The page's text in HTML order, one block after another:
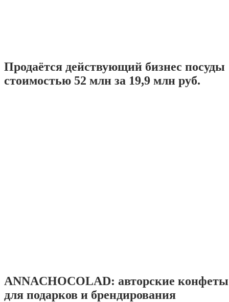
Продаётся действующий бизнес посуды
стоимостью 52 млн за 19,9 млн руб.
ANNACHOCOLAD: авторские
для подарков и брендирования